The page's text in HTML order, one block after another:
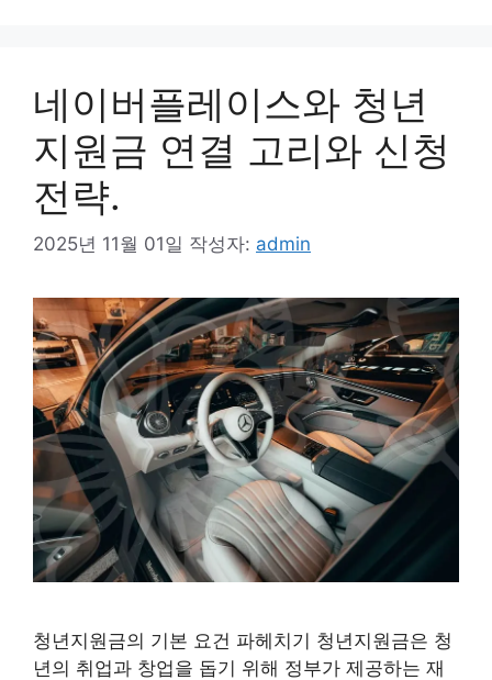
네이버플레이스와 청년
지원금 연결 고리와 신청
전략.
2025년 11월 01일 작성자: admin
청년지원금의 기본 요건 파헤치기 청년지원금은 청
년의 취업과 창업을 돕기 위해 정부가 제공하는 재